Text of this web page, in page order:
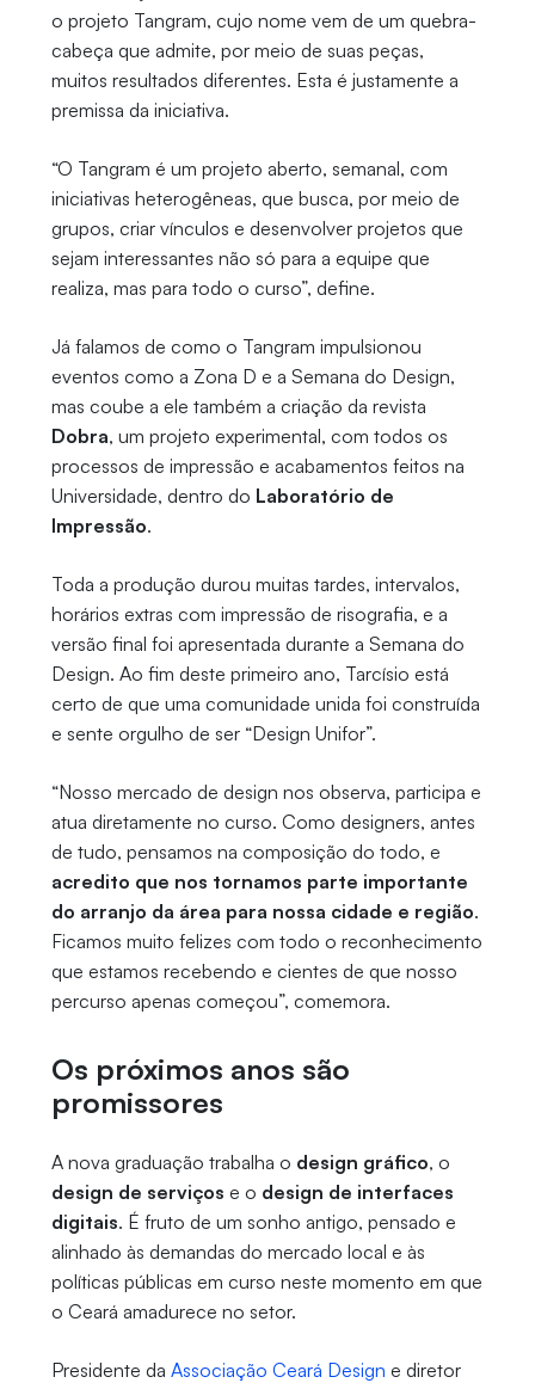
o projeto Tangram, cujo nome vem de um quebra-
cabeça que admite, por meio de suas peças,
muitos resultados diferentes. Esta é justamente a
premissa da iniciativa.
“O Tangram é um projeto aberto, semanal, com
iniciativas heterogêneas, que busca, por meio de
grupos, criar vínculos e desenvolver projetos que
sejam interessantes não só para a equipe que
realiza, mas para todo o curso”, define.
Já falamos de como o Tangram impulsionou
eventos como a Zona D e a Semana do Design,
mas coube a ele também a criação da revista
Dobra, um projeto experimental, com todos os
processos de impressão e acabamentos feitos na
Universidade, dentro do Laboratório de
Impressão.
Toda a produção durou muitas tardes, intervalos,
horários extras com impressão de risografia, e a
versão final foi apresentada durante a Semana do
Design. Ao fim deste primeiro ano, Tarcísio está
certo de que uma comunidade unida foi construída
e sente orgulho de ser “Design Unifor”.
“Nosso mercado de design nos observa, participa e
atua diretamente no curso. Como designers, antes
de tudo, pensamos na composição do todo, e
acredito que nos tornamos parte importante
do arranjo da área para nossa cidade e região.
Ficamos muito felizes com todo o reconhecimento
que estamos recebendo e cientes de que nosso
percurso apenas começou”, comemora.
Os próximos anos são
promissores
A nova graduação trabalha o design gráfico, o
design de serviços e o design de interfaces
digitais. É fruto de um sonho antigo, pensado e
alinhado às demandas do mercado local e às
políticas públicas em curso neste momento em que
o Ceará amadurece no setor.
Presidente da Associação Ceará Design e diretor